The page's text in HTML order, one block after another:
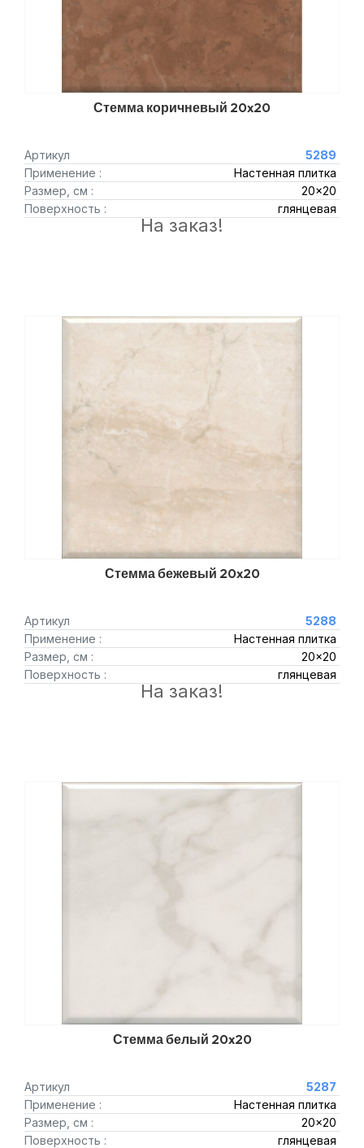
Стемма коричневый 20x20
Артикул
5289
Применение :
Настенная плитка
Размер, см :
20x20
Поверхность :
глянцевая
На заказ!
Стемма бежевый 20x20
Артикул
5288
Применение :
Настенная плитка
Размер, см :
20x20
Поверхность :
глянцевая
На заказ!
Стемма белый 20x20
Артикул
5287
Применение :
Настенная плитка
Размер, см :
20x20
Поверхность :
глянцевая